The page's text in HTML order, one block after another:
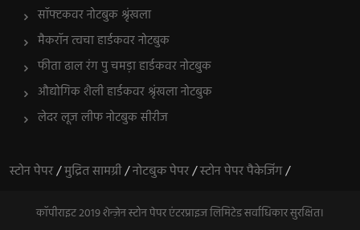
सॉफ्टकवर नोटबुक श्रृंखला
मैकरॉन त्वचा हार्डकवर नोटबुक
फीता ढाल रंग पु चमड़ा हार्डकवर नोटबुक
औद्योगिक शैली हार्डकवर श्रृंखला नोटबुक
लेदर लूज लीफ नोटबुक सीरीज
स्टोन पेपर/मुद्रित सामग्री/नोटबुक पेपर/स्टोन पेपर पैकेजिंग/
कॉपीराइट 2019 शेन्ज़ेन स्टोन पेपर एंटरप्राइज लिमिटेड सर्वाधिकार सुरक्षित।